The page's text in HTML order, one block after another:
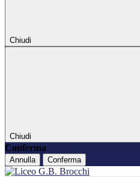
Chiudi
Chiudi
Conferma
Annulla Conferma